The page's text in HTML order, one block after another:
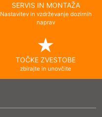
SERVIS IN MONTAŽA
Nastavitev in vzdrževanje dozirnih
naprav
TOČKE ZVESTOBE
zbirajte in unovčite